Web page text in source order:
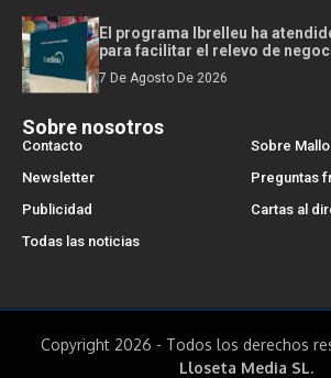
El programa Ibrelleu ha
para facilitar el relevo de
7 De Agosto De 2026
Sobre nosotros
Contacto
Sobre
Newsletter
Preguntas
Publicidad
Cartas al
Todas las noticias
Copyright 2026 - Todos los derechos
Lloseta Media SL.